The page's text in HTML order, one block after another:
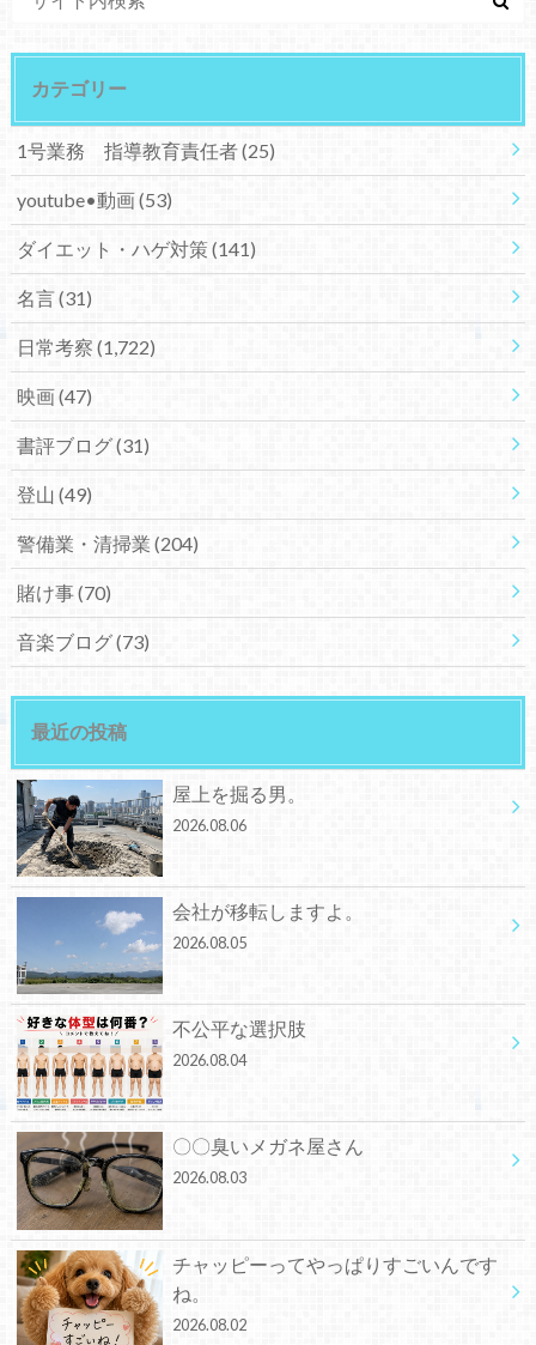
カテゴリー
1号業務 指導教育責任者(25)
youtube•動画(53)
ダイエット・ハゲ対策(141)
名言(31)
日常考察 (1,722)
映画(47)
書評ブログ(31)
登山 (49)
警備業・清掃業 (204)
賭け事(70)
音楽ブログ(73)
最近の投稿
屋上を掘る男。
2026.08.06
会社が移転しますよ。
2026.08.05
不公平な選択肢
2026.08.04
〇〇臭いメガネ屋さん
2026.08.03
チャッピーってやっぱりすごいんです
ね。
2026.08.02